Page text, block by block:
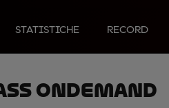
STATISTICHE RECORD
OnDemand